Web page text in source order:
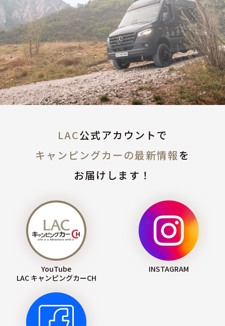
LAC公式アカウントで
キャンピングカーの最新情報を
お届けします！
YouTube
LAC キャンピングカーCH
INSTAGRAM